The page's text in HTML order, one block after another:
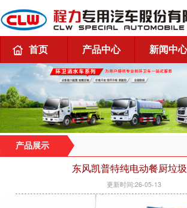
首页 产品中心 新闻中心
产品展示
东风凯普特纯电动餐厨垃
更新时间:26-05-13